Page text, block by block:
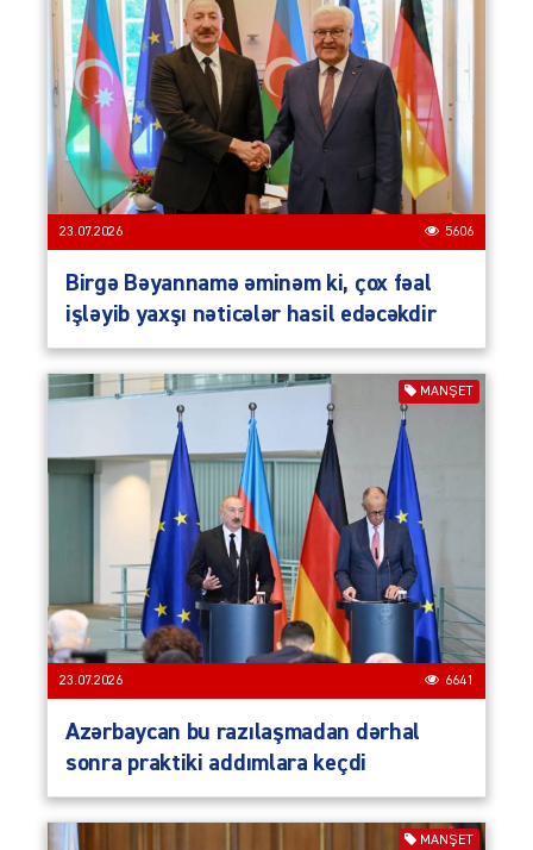
23.07.2026 5606
Birgə Bəyannamə əminəm ki, çox fəal
işləyib yaxşı nəticələr hasil edəcəkdir
MANŞET
23.07.2026 6641
Azərbaycan bu razılaşmadan dərhal
sonra praktiki addımlara keçdi
MANŞET